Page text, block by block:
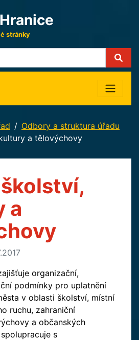
stránky
Odbory a struktura úřadu
a tělovýchovy
a
organizační,
podmínky pro uplatnění
v oblasti školství, místní
ruchu, zahraniční
a občanských
s